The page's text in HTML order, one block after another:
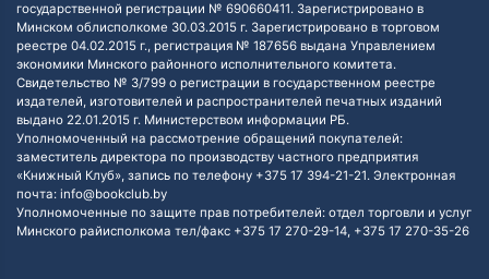
государственной регистрации № 690660411. Зарегистрировано в
Минском облисполкоме 30.03.2015 г. Зарегистрировано в торговом
реестре 04.02.2015 г., регистрация № 187656 выдана Управлением
экономики Минского районного исполнительного комитета.
Свидетельство № 3/799 о регистрации в государственном реестре
издателей, изготовителей и распространителей печатных изданий
выдано 22.01.2015 г. Министерством информации РБ.
Уполномоченный на рассмотрение обращений покупателей:
заместитель директора по производству частного предприятия
«Книжный Клуб», запись по телефону +375 17 394-21-21. Электронная
почта: info@bookclub.by
Уполномоченные по защите прав потребителей: отдел торговли и услуг
Минского райисполкома тел/факс +375 17 270-29-14, +375 17 270-35-26